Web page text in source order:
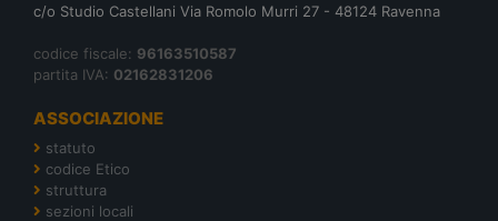
c/o Studio Castellani Via Romolo Murri 27 - 48124 Ravenna
codice fiscale: 96163510587
partita IVA: 02162831206
ASSOCIAZIONE
statuto
codice Etico
struttura
sezioni locali